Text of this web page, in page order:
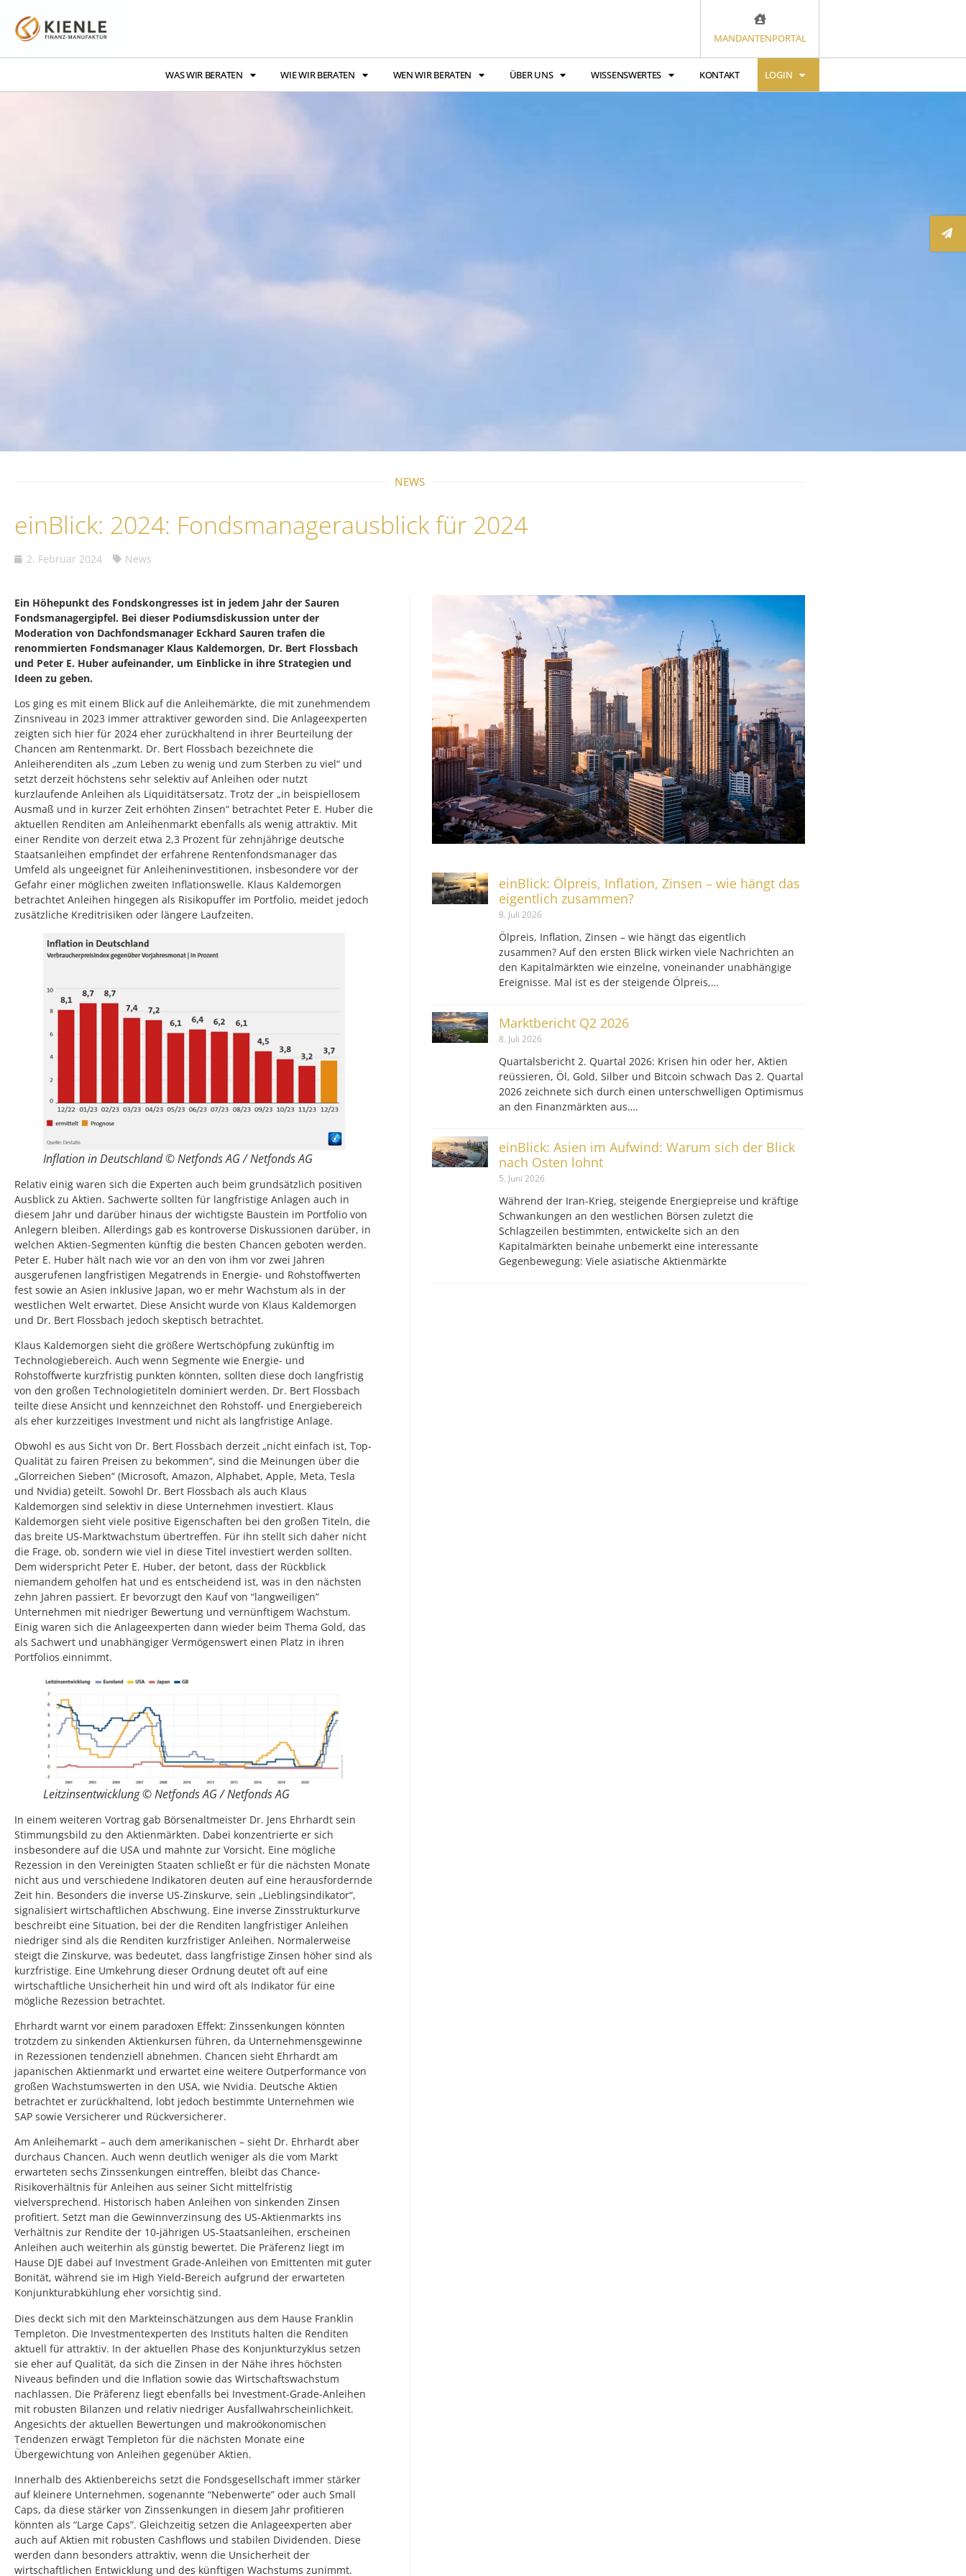
MANDANTENPORTAL
WAS WIR BERATEN WIE WIR BERATEN WEN WIR BERATEN ÜBER UNS WISSENSWERTES KONTAKT LOGIN
NEWS
einBlick: 2024: Fondsmanagerausblick für 2024
2. Februar 2024 News
Ein Höhepunkt des Fondskongresses ist in jedem Jahr der Sauren
Fondsmanagergipfel. Bei dieser Podiumsdiskussion unter der
Moderation von Dachfondsmanager Eckhard Sauren trafen die
renommierten Fondsmanager Klaus Kaldemorgen, Dr. Bert Flossbach
und Peter E. Huber aufeinander, um Einblicke in ihre Strategien und
Ideen zu geben.
Los ging es mit einem Blick auf die Anleihemärkte, die mit zunehmendem
Zinsniveau in 2023 immer attraktiver geworden sind. Die Anlageexperten
zeigten sich hier für 2024 eher zurückhaltend in ihrer Beurteilung der
Chancen am Rentenmarkt. Dr. Bert Flossbach bezeichnete die
Anleiherenditen als „zum Leben zu wenig und zum Sterben zu viel“ und
setzt derzeit höchstens sehr selektiv auf Anleihen oder nutzt
kurzlaufende Anleihen als Liquiditätsersatz. Trotz der „in beispiellosem
Ausmaß und in kurzer Zeit erhöhten Zinsen“ betrachtet Peter E. Huber die
aktuellen Renditen am Anleihenmarkt ebenfalls als wenig attraktiv. Mit
einer Rendite von derzeit etwa 2,3 Prozent für zehnjährige deutsche
Staatsanleihen empfindet der erfahrene Rentenfondsmanager das
Umfeld als ungeeignet für Anleiheninvestitionen, insbesondere vor der
Gefahr einer möglichen zweiten Inflationswelle. Klaus Kaldemorgen
betrachtet Anleihen hingegen als Risikopuffer im Portfolio, meidet jedoch
zusätzliche Kreditrisiken oder längere Laufzeiten.
Inflation in Deutschland © Netfonds AG / Netfonds AG
Relativ einig waren sich die Experten auch beim grundsätzlich positiven
Ausblick zu Aktien. Sachwerte sollten für langfristige Anlagen auch in
diesem Jahr und darüber hinaus der wichtigste Baustein im Portfolio von
Anlegern bleiben. Allerdings gab es kontroverse Diskussionen darüber, in
welchen Aktien-Segmenten künftig die besten Chancen geboten werden.
Peter E. Huber hält nach wie vor an den von ihm vor zwei Jahren
ausgerufenen langfristigen Megatrends in Energie- und Rohstoffwerten
fest sowie an Asien inklusive Japan, wo er mehr Wachstum als in der
westlichen Welt erwartet. Diese Ansicht wurde von Klaus Kaldemorgen
und Dr. Bert Flossbach jedoch skeptisch betrachtet.
Klaus Kaldemorgen sieht die größere Wertschöpfung zukünftig im
Technologiebereich. Auch wenn Segmente wie Energie- und
Rohstoffwerte kurzfristig punkten könnten, sollten diese doch langfristig
von den großen Technologietiteln dominiert werden. Dr. Bert Flossbach
teilte diese Ansicht und kennzeichnet den Rohstoff- und Energiebereich
als eher kurzzeitiges Investment und nicht als langfristige Anlage.
Obwohl es aus Sicht von Dr. Bert Flossbach derzeit „nicht einfach ist, Top-
Qualität zu fairen Preisen zu bekommen“, sind die Meinungen über die
„Glorreichen Sieben“ (Microsoft, Amazon, Alphabet, Apple, Meta, Tesla
und Nvidia) geteilt. Sowohl Dr. Bert Flossbach als auch Klaus
Kaldemorgen sind selektiv in diese Unternehmen investiert. Klaus
Kaldemorgen sieht viele positive Eigenschaften bei den großen Titeln, die
das breite US-Marktwachstum übertreffen. Für ihn stellt sich daher nicht
die Frage, ob, sondern wie viel in diese Titel investiert werden sollten.
Dem widerspricht Peter E. Huber, der betont, dass der Rückblick
niemandem geholfen hat und es entscheidend ist, was in den nächsten
zehn Jahren passiert. Er bevorzugt den Kauf von “langweiligen”
Unternehmen mit niedriger Bewertung und vernünftigem Wachstum.
Einig waren sich die Anlageexperten dann wieder beim Thema Gold, das
als Sachwert und unabhängiger Vermögenswert einen Platz in ihren
Portfolios einnimmt.
Leitzinsentwicklung © Netfonds AG / Netfonds AG
In einem weiteren Vortrag gab Börsenaltmeister Dr. Jens Ehrhardt sein
Stimmungsbild zu den Aktienmärkten. Dabei konzentrierte er sich
insbesondere auf die USA und mahnte zur Vorsicht. Eine mögliche
Rezession in den Vereinigten Staaten schließt er für die nächsten Monate
nicht aus und verschiedene Indikatoren deuten auf eine herausfordernde
Zeit hin. Besonders die inverse US-Zinskurve, sein „Lieblingsindikator“,
signalisiert wirtschaftlichen Abschwung. Eine inverse Zinsstrukturkurve
beschreibt eine Situation, bei der die Renditen langfristiger Anleihen
niedriger sind als die Renditen kurzfristiger Anleihen. Normalerweise
steigt die Zinskurve, was bedeutet, dass langfristige Zinsen höher sind als
kurzfristige. Eine Umkehrung dieser Ordnung deutet oft auf eine
wirtschaftliche Unsicherheit hin und wird oft als Indikator für eine
mögliche Rezession betrachtet.
Ehrhardt warnt vor einem paradoxen Effekt: Zinssenkungen könnten
trotzdem zu sinkenden Aktienkursen führen, da Unternehmensgewinne
in Rezessionen tendenziell abnehmen. Chancen sieht Ehrhardt am
japanischen Aktienmarkt und erwartet eine weitere Outperformance von
großen Wachstumswerten in den USA, wie Nvidia. Deutsche Aktien
betrachtet er zurückhaltend, lobt jedoch bestimmte Unternehmen wie
SAP sowie Versicherer und Rückversicherer.
Am Anleihemarkt – auch dem amerikanischen – sieht Dr. Ehrhardt aber
durchaus Chancen. Auch wenn deutlich weniger als die vom Markt
erwarteten sechs Zinssenkungen eintreffen, bleibt das Chance-
Risikoverhältnis für Anleihen aus seiner Sicht mittelfristig
vielversprechend. Historisch haben Anleihen von sinkenden Zinsen
profitiert. Setzt man die Gewinnverzinsung des US-Aktienmarkts ins
Verhältnis zur Rendite der 10-jährigen US-Staatsanleihen, erscheinen
Anleihen auch weiterhin als günstig bewertet. Die Präferenz liegt im
Hause DJE dabei auf Investment Grade-Anleihen von Emittenten mit guter
Bonität, während sie im High Yield-Bereich aufgrund der erwarteten
Konjunkturabkühlung eher vorsichtig sind.
Dies deckt sich mit den Markteinschätzungen aus dem Hause Franklin
Templeton. Die Investmentexperten des Instituts halten die Renditen
aktuell für attraktiv. In der aktuellen Phase des Konjunkturzyklus setzen
sie eher auf Qualität, da sich die Zinsen in der Nähe ihres höchsten
Niveaus befinden und die Inflation sowie das Wirtschaftswachstum
nachlassen. Die Präferenz liegt ebenfalls bei Investment-Grade-Anleihen
mit robusten Bilanzen und relativ niedriger Ausfallwahrscheinlichkeit.
Angesichts der aktuellen Bewertungen und makroökonomischen
Tendenzen erwägt Templeton für die nächsten Monate eine
Übergewichtung von Anleihen gegenüber Aktien.
Innerhalb des Aktienbereichs setzt die Fondsgesellschaft immer stärker
auf kleinere Unternehmen, sogenannte “Nebenwerte” oder auch Small
Caps, da diese stärker von Zinssenkungen in diesem Jahr profitieren
könnten als “Large Caps”. Gleichzeitig setzen die Anlageexperten aber
auch auf Aktien mit robusten Cashflows und stabilen Dividenden. Diese
werden dann besonders attraktiv, wenn die Unsicherheit der
wirtschaftlichen Entwicklung und des künftigen Wachstums zunimmt.
einBlick: Ölpreis, Inflation, Zinsen – wie hängt das
eigentlich zusammen?
8. Juli 2026
Ölpreis, Inflation, Zinsen – wie hängt das eigentlich
zusammen? Auf den ersten Blick wirken viele Nachrichten an
den Kapitalmärkten wie einzelne, voneinander unabhängige
Ereignisse. Mal ist es der steigende Ölpreis,…
Marktbericht Q2 2026
8. Juli 2026
Quartalsbericht 2. Quartal 2026: Krisen hin oder her, Aktien
reüssieren, Öl, Gold, Silber und Bitcoin schwach Das 2. Quartal
2026 zeichnete sich durch einen unterschwelligen Optimismus
an den Finanzmärkten aus….
einBlick: Asien im Aufwind: Warum sich der Blick
nach Osten lohnt
5. Juni 2026
Während der Iran-Krieg, steigende Energiepreise und kräftige
Schwankungen an den westlichen Börsen zuletzt die
Schlagzeilen bestimmten, entwickelte sich an den
Kapitalmärkten beinahe unbemerkt eine interessante
Gegenbewegung: Viele asiatische Aktienmärkte